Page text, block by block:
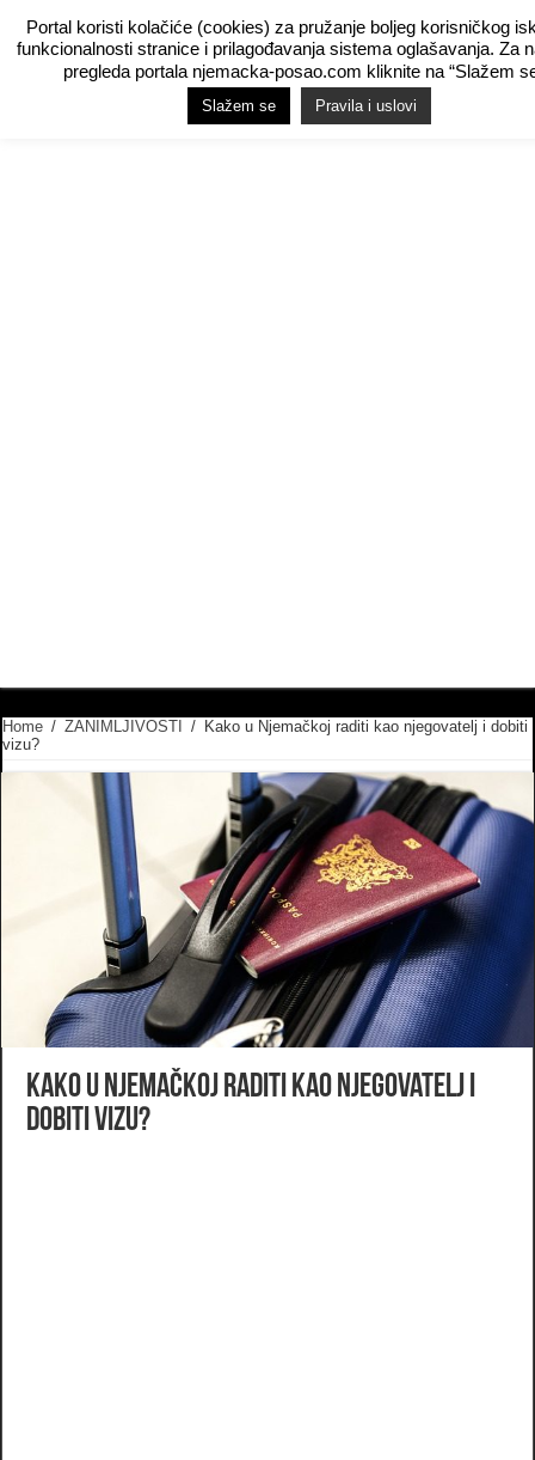
Home / ZANIMLJIVOSTI / Kako u Njemačkoj raditi kao njegovatelj i dobiti
vizu?
Kako u Njemačkoj raditi kao njegovatelj i
dobiti vizu?
Portal koristi kolačiće (cookies) za pružanje boljeg korisničkog
funkcionalnosti stranice i prilagođavanja sistema oglašavanja. Za
pregleda portala njemacka-posao.com kliknite na “Slažem
Slažem se Pravila i uslovi